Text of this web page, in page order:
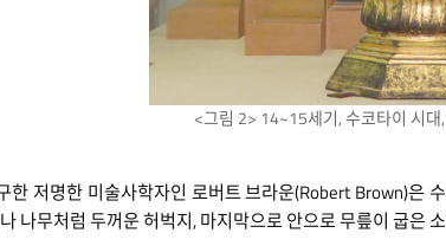
<그림 2> 14~15세기, 수코타이 시
한 저명한 미술사학자인 로버트 브라운(Robert Brown)은
나무처럼 두꺼운 허벅지, 마지막으로 안으로 무릎이 굽은